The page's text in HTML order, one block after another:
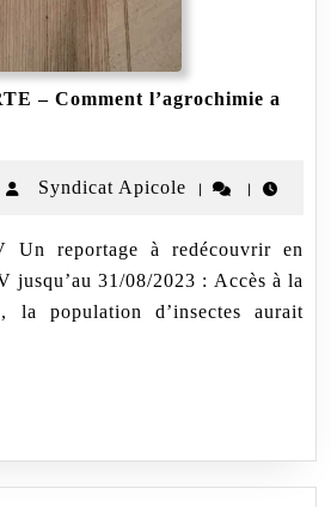
– Comment l’agrochimie a
Syndicat Apicole
Syndicat
| |
jusqu’au 31/08/2023 : Accès à la
la population d’insectes aurait